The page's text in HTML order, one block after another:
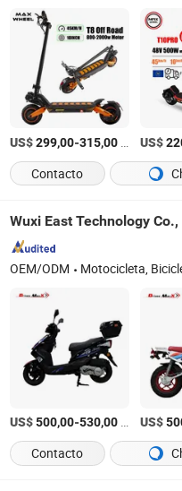
US$299,00-315,00 US$
Contacto
Wuxi East Technology
OEM/ODM Motocicleta, Bicicleta de Motocicleta, 150cc Motocicleta,
US$500,00-530,00 US$
Contacto